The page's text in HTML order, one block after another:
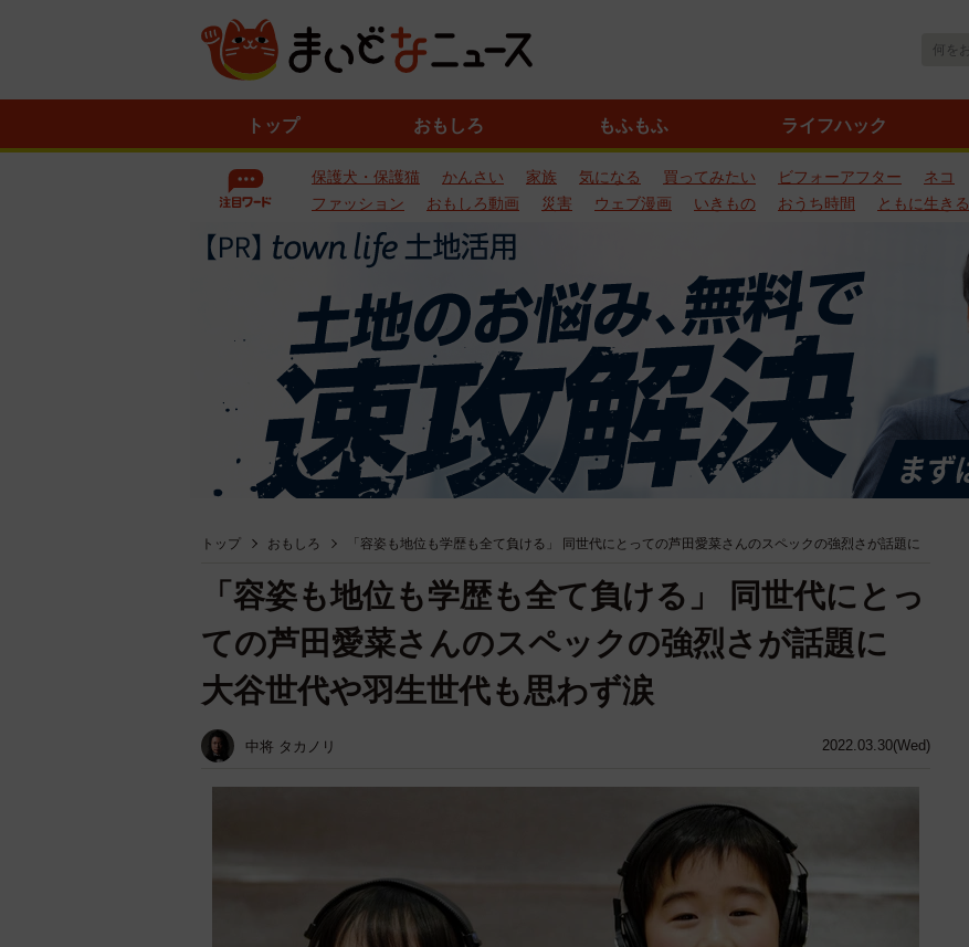
トップ おもしろ もふもふ ライフハック
保護犬・保護猫 かんさい 家族 気になる 買ってみたい ビフォーアフター ネコ
ファッション
おもしろ動画 災害 ウェブ漫画 いきもの おうち時間 ともに生きる
トップ おもしろ 「容姿も地位も学歴も全て負ける」 同世代にとっての芦田愛菜さんのスペックの強烈さが話題に
2022.03.30(Wed)
「容姿も地位も学歴も全て負ける」 同世代にとっ
ての芦田愛菜さんのスペックの強烈さが話題に
大谷世代や羽生世代も思わず涙
中将 タカノリ